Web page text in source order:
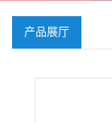
产品展厅